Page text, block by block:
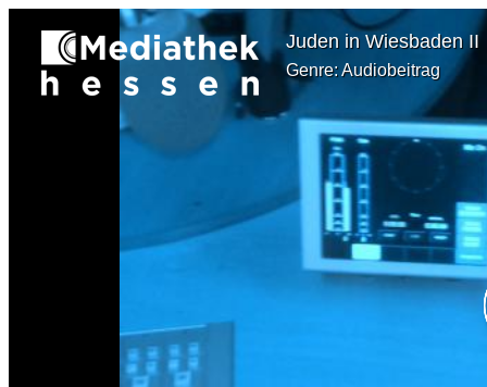
Juden in Wiesbaden II
Genre: Audiobeitrag